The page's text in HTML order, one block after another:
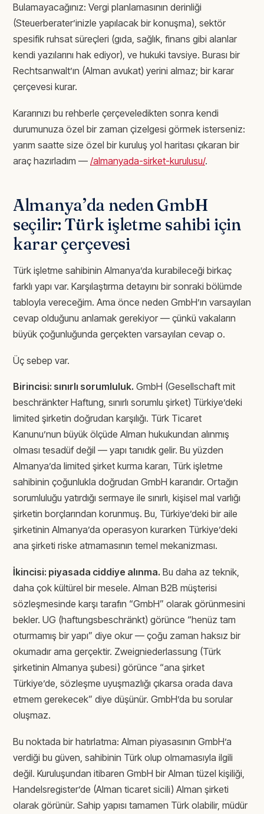
Bulamayacağınız: Vergi planlamasının derinliği
(Steuerberater’inizle yapılacak bir konuşma), sektör
spesifik ruhsat süreçleri (gıda, sağlık, finans gibi alanlar
kendi yazılarını hak ediyor), ve hukuki tavsiye. Burası bir
Rechtsanwalt’ın (Alman avukat) yerini almaz; bir karar
çerçevesi kurar.
Kararınızı bu rehberle çerçeveledikten sonra kendi
durumunuza özel bir zaman çizelgesi görmek isterseniz:
yarım saatte size özel bir kuruluş yol haritası çıkaran bir
araç hazırladım — /almanyada-sirket-kurulusu/.
Almanya’da neden GmbH
seçilir: Türk işletme sahibi için
karar çerçevesi
Türk işletme sahibinin Almanya’da kurabileceği birkaç
farklı yapı var. Karşılaştırma detayını bir sonraki bölümde
tabloyla vereceğim. Ama önce neden GmbH’ın varsayılan
cevap olduğunu anlamak gerekiyor — çünkü vakaların
büyük çoğunluğunda gerçekten varsayılan cevap o.
Üç sebep var.
Birincisi: sınırlı sorumluluk. GmbH (Gesellschaft mit
beschränkter Haftung, sınırlı sorumlu şirket) Türkiye’deki
limited şirketin doğrudan karşılığı. Türk Ticaret
Kanunu’nun büyük ölçüde Alman hukukundan alınmış
olması tesadüf değil — yapı tanıdık gelir. Bu yüzden
Almanya’da limited şirket kurma kararı, Türk işletme
sahibinin çoğunlukla doğrudan GmbH kararıdır. Ortağın
sorumluluğu yatırdığı sermaye ile sınırlı, kişisel mal varlığı
şirketin borçlarından korunmuş. Bu, Türkiye’deki bir aile
şirketinin Almanya’da operasyon kurarken Türkiye’deki
ana şirketi riske atmamasının temel mekanizması.
İkincisi: piyasada ciddiye alınma. Bu daha az teknik,
daha çok kültürel bir mesele. Alman B2B müşterisi
sözleşmesinde karşı tarafın “GmbH” olarak görünmesini
bekler. UG (haftungsbeschränkt) görünce “henüz tam
oturmamış bir yapı” diye okur — çoğu zaman haksız bir
okumadır ama gerçektir. Zweigniederlassung (Türk
şirketinin Almanya şubesi) görünce “ana şirket
Türkiye’de, sözleşme uyuşmazlığı çıkarsa orada dava
etmem gerekecek” diye düşünür. GmbH’da bu sorular
oluşmaz.
Bu noktada bir hatırlatma: Alman piyasasının GmbH’a
verdiği bu güven, sahibinin Türk olup olmamasıyla ilgili
değil. Kuruluşundan itibaren GmbH bir Alman tüzel kişiliği,
Handelsregister’de (Alman ticaret sicili) Alman şirketi
olarak görünür. Sahip yapısı tamamen Türk olabilir, müdür